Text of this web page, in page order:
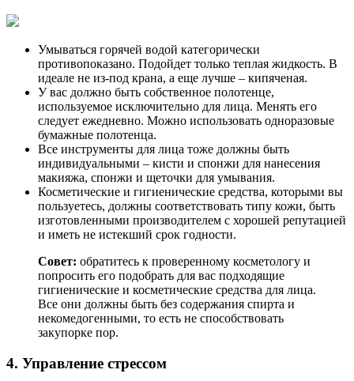
Умываться горячей водой категорически
противопоказано. Подойдет только теплая жидкость. В
идеале не из-под крана, а еще лучше – кипяченая.
У вас должно быть собственное полотенце,
используемое исключительно для лица. Менять его
следует ежедневно. Можно использовать одноразовые
бумажные полотенца.
Все инструменты для лица тоже должны быть
индивидуальными – кисти и спонжи для нанесения
макияжа, спонжи и щеточки для умывания.
Косметические и гигиенические средства, которыми вы
пользуетесь, должны соответствовать типу кожи, быть
изготовленными производителем с хорошей репутацией
и иметь не истекший срок годности.
Совет: обратитесь к проверенному косметологу и
попросить его подобрать для вас подходящие
гигиенические и косметические средства для лица.
Все они должны быть без содержания спирта и
некомедогенными, то есть не способствовать
закупорке пор.
4. Управление стрессом